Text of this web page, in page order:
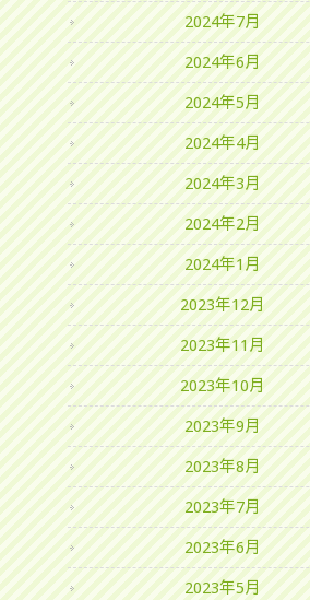
2024年7月
2024年6月
2024年5月
2024年4月
2024年3月
2024年2月
2024年1月
2023年12月
2023年11月
2023年10月
2023年9月
2023年8月
2023年7月
2023年6月
2023年5月